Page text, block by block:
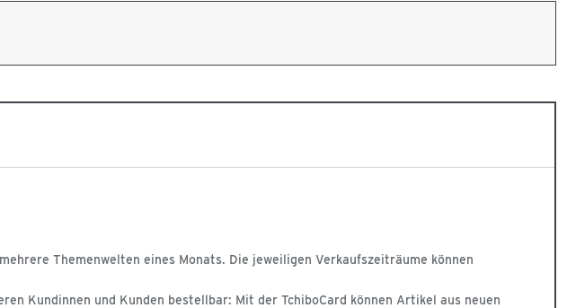
Themenwelten eines Monats. Die jeweiligen Verkaufszeiträume können
Kundinnen und Kunden bestellbar: Mit der TchiboCard können Artikel aus neuen